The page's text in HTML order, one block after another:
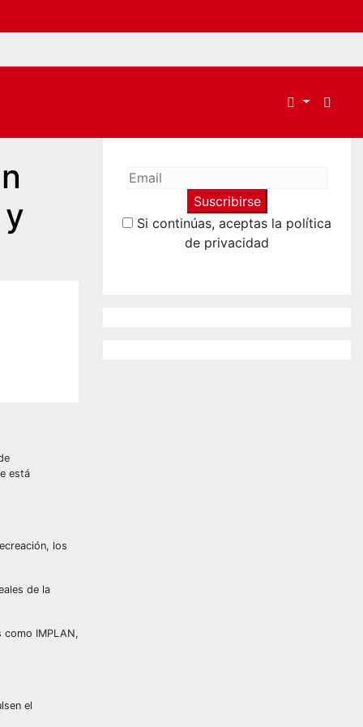
está
los
de la
como IMPLAN,
el
Si continúas, aceptas la política
de privacidad